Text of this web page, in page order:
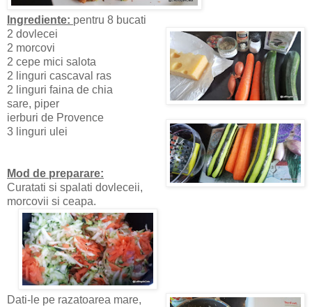
Ingrediente: pentru 8 bucati
2 dovlecei
2 morcovi
2 cepe mici salota
2 linguri cascaval ras
2 linguri faina de chia
sare, piper
ierburi de Provence
3 linguri ulei
Mod de preparare:
Curatati si spalati dovleceii,
morcovii si ceapa.
Dati-le pe razatoarea mare,